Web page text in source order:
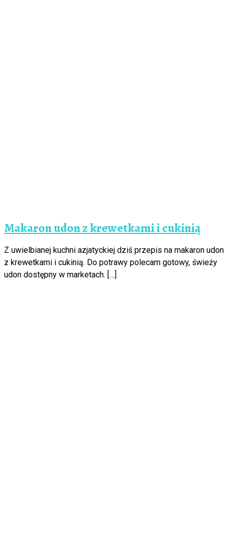
Makaron udon z krewetkami i cukinią
Z uwielbianej kuchni azjatyckiej dziś przepis na makaron udon
z krewetkami i cukinią. Do potrawy polecam gotowy, świeży
udon dostępny w marketach. […]